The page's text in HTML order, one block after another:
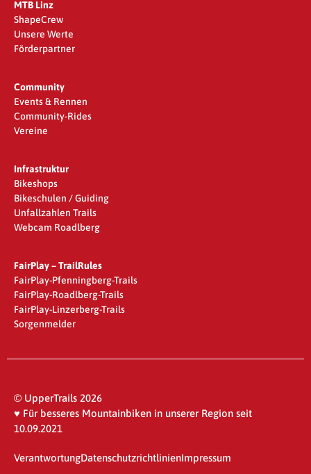
MTB Linz
ShapeCrew
Unsere Werte
Förderpartner
Community
Events & Rennen
Community-Rides
Vereine
Infrastruktur
Bikeshops
Bikeschulen / Guiding
Unfallzahlen Trails
Webcam Roadlberg
FairPlay – TrailRules
FairPlay-Pfenningberg-Trails
FairPlay-Roadlberg-Trails
FairPlay-Linzerberg-Trails
Sorgenmelder
© UpperTrails 2026
♥ Für besseres Mountainbiken in unserer Region seit
10.09.2021
VerantwortungDatenschutzrichtlinienImpressum